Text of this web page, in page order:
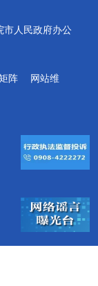
市人民政府办公
阵
网站维